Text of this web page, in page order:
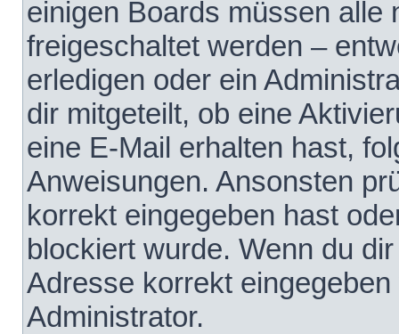
einigen Boards müssen alle
freigeschaltet werden –
erledigen oder ein
dir mitgeteilt, ob eine
eine E-Mail erhalten hast,
Anweisungen. Ansonsten
korrekt eingegeben hast
blockiert wurde. Wenn du
Adresse korrekt
Administrator.